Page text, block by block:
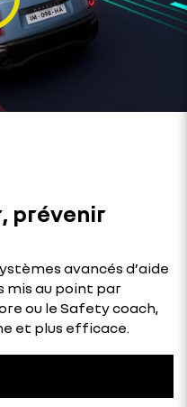
prévenir​
avancés d’aide
mis au point par
ou le Safety coach,
et plus efficace.